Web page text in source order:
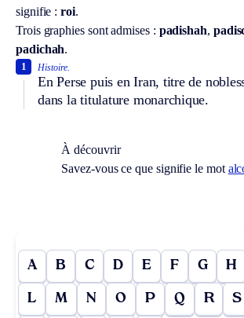
signifie :roi.
Trois graphies sont admises : padishah,
padichah.
Histoire.
En Perse puis en Iran, titre de
dans la titulature monarchique.
1
À découvrir
Savez-vous ce que signifie le mot
A B C D E F G H
L M N O P Q R S